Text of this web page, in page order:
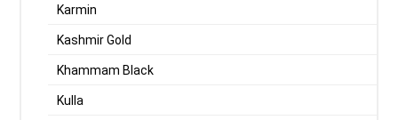
Karmin
Kashmir Gold
Khammam Black
Kulla